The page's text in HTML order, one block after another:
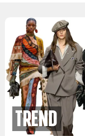
Trend